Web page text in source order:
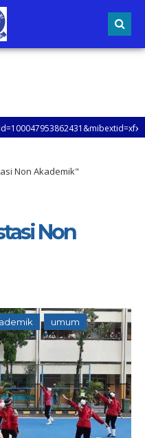
LEBIH LANJUT TENTANG
Non Akademik"
Non
umum